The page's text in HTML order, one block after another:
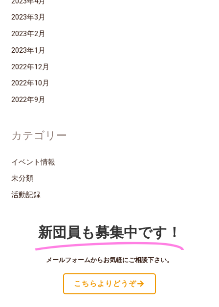
2023年3月
2023年2月
2023年1月
2022年12月
2022年10月
2022年9月
カテゴリー
イベント情報
未分類
活動記録
新団員も募集中です！
メールフォームからお気軽にご相談下さい。
こちらよりどうぞ